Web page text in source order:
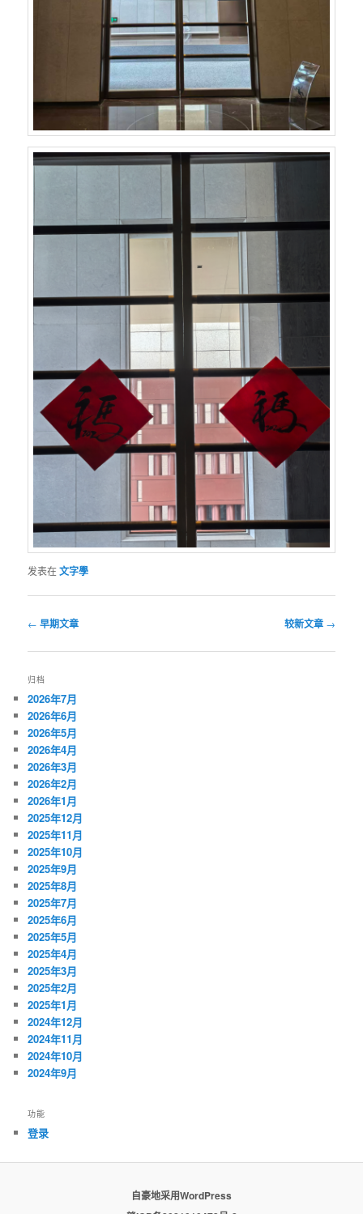
发表在文字學
文
导
航
← 早期文章 较新文章 →
归档
2026年7月
2026年6月
2026年5月
2026年4月
2026年3月
2026年2月
2026年1月
2025年12月
2025年11月
2025年10月
2025年9月
2025年8月
2025年7月
2025年6月
2025年5月
2025年4月
2025年3月
2025年2月
2025年1月
2024年12月
2024年11月
2024年10月
2024年9月
功能
登录
自豪地采用WordPress